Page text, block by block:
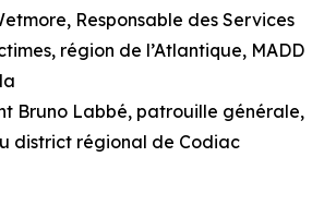
Responsable des Services
région de l’Atlantique, MADD
Bruno Labbé, patrouille générale,
district régional de Codiac